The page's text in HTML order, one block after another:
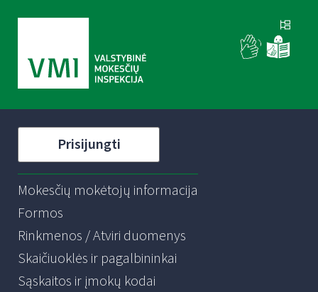
Prisijungti
Mokesčių mokėtojų informacija
Formos
Rinkmenos / Atviri duomenys
Skaičiuoklės ir pagalbininkai
Sąskaitos ir įmokų kodai